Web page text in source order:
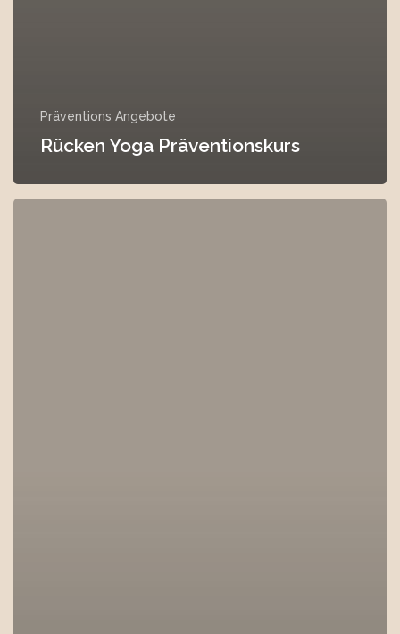
Präventions Angebote
Rücken Yoga Präventionskurs